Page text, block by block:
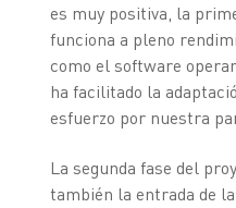
es muy positiva, la
funciona a pleno
como el software
ha facilitado la
esfuerzo por nuestra
La segunda fase del
también la entrada de